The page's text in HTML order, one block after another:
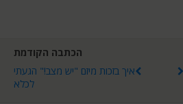
הכתבה הקודמת
איך בזכות מיזם "יש מצב!" הגעתי
לכלא